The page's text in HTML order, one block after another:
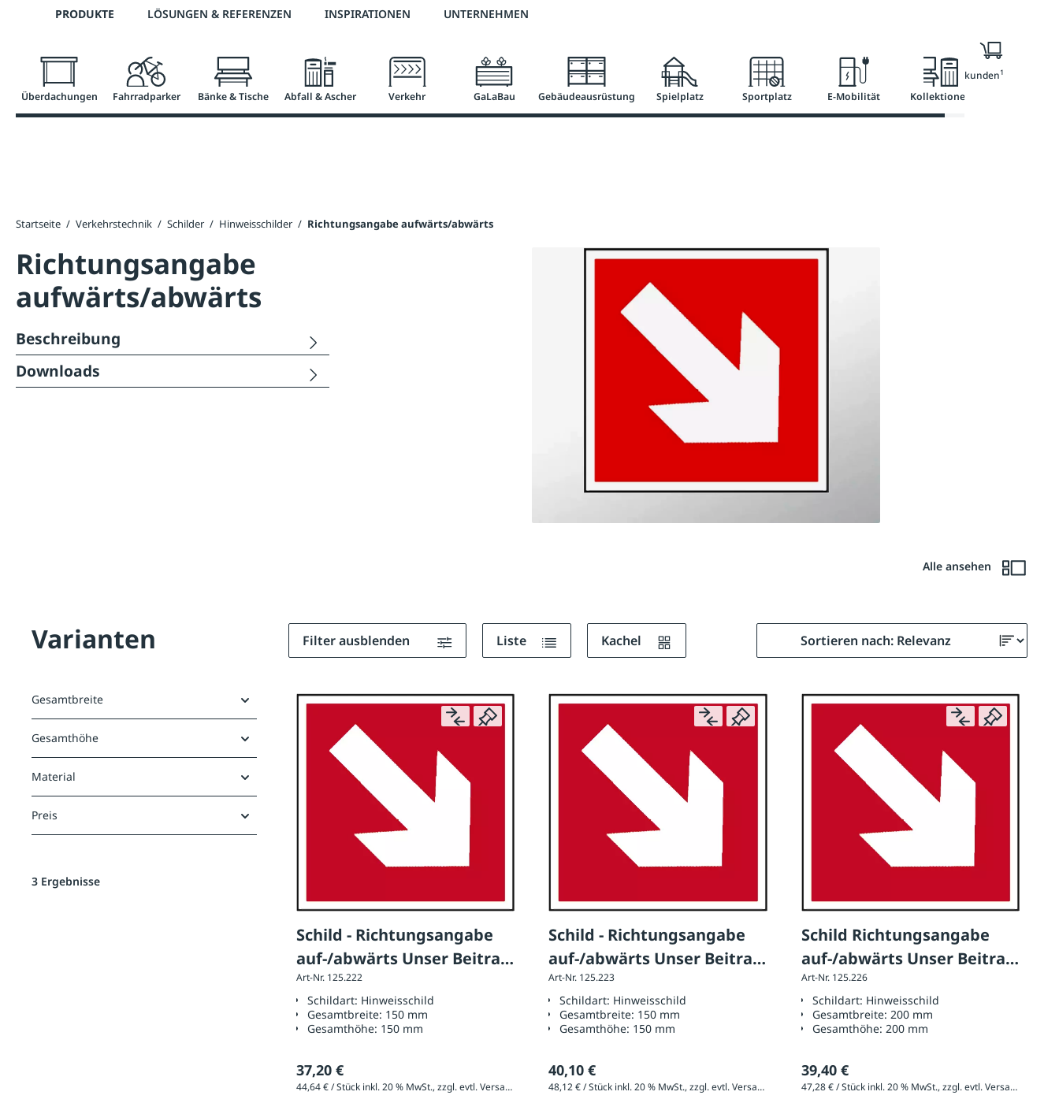
Zur Hauptnavigation springen
Telefon: +43 7672 95895 0 3 % Online-Rabatt versandkostenfrei ab 50 €
PRODUKTE LÖSUNGEN & REFERENZEN INSPIRATIONEN UNTERNEHMEN
Überdachungen Fahrradparker Bänke & Tische Abfall & Ascher Verkehr GaLaBau Gebäudeausrüstung Spielplatz Sportplatz E-Mobilität Kollektionen
Nur für Geschäftskunden1
Startseite / Verkehrstechnik / Schilder / Hinweisschilder / Richtungsangabe aufwärts/abwärts
Richtungsangabe
aufwärts/abwärts
Alle ansehen
Beschreibung
Downloads
Varianten
Gesamtbreite
Gesamthöhe
Material
Preis
3 Ergebnisse
Filter ausblenden Liste Kachel
Schild - Richtungsangabe
auf-/abwärts Unser Beitrag
für Ihre Sicherheit!
Art-Nr. 125.222
Schildart: Hinweisschild
Gesamtbreite: 150 mm
Gesamthöhe: 150 mm
37,20 €
44,64 € / Stück inkl. 20 % MwSt., zzgl. evtl. Versandkosten
Schild - Richtungsangabe
auf-/abwärts Unser Beitrag
für Ihre Sicherheit!
Art-Nr. 125.223
Schildart: Hinweisschild
Gesamtbreite: 150 mm
Gesamthöhe: 150 mm
40,10 €
48,12 € / Stück inkl. 20 % MwSt., zzgl. evtl. Versandkosten
Schild Richtungsangabe
auf-/abwärts Unser Beitrag
für Ihre Sicherheit!
Art-Nr. 125.226
Schildart: Hinweisschild
Gesamtbreite: 200 mm
Gesamthöhe: 200 mm
39,40 €
47,28 € / Stück inkl. 20 % MwSt., zzgl. evtl. Versandkosten